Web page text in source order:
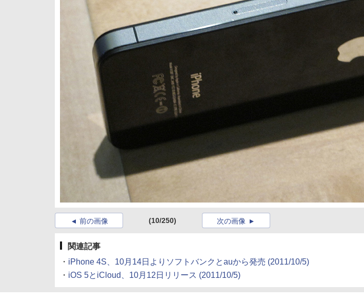
前の画像 (10/250) 次の画像
関連記事
・ iPhone 4S、10月14日よりソフトバンクとauから発売 (2011/10/5)
・ iOS 5とiCloud、10月12日リリース (2011/10/5)